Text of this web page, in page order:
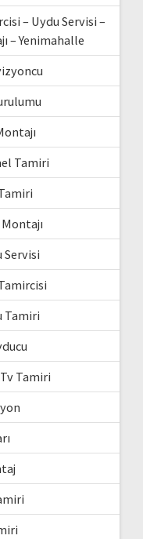
– Uydu Servisi –
– Yenimahalle
Tamiri
Servisi
Tamiri
Tamiri